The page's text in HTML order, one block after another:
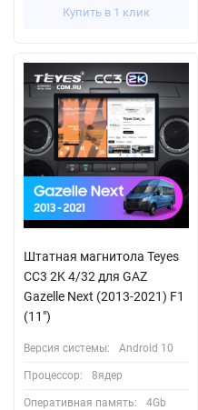
Купить в 1 клик
Штатная магнитола Teyes
CC3 2K 4/32 для GAZ
Gazelle Next (2013-2021) F1
(11")
Версия системы: Android 10
Процессор: 8ядер
Оперативная память: 4Gb